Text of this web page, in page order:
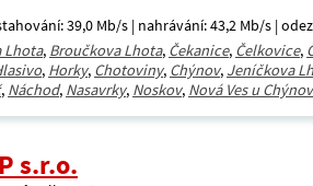
39,0 Mb/s | nahrávání: 43,2 Mb/s |
Lhota, Broučkova Lhota, Čekanice, Čelkovice,
, Horky, Chotoviny, Chýnov, Jeníčkova
, Náchod, Nasavrky, Noskov, Nová Ves u
s.r.o.